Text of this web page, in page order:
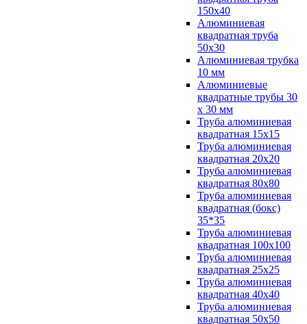
150х40
Алюминиевая
квадратная труба
50х30
Алюминиевая трубка
10 мм
Алюминиевые
квадратные трубы 30
х 30 мм
Труба алюминиевая
квадратная 15х15
Труба алюминиевая
квадратная 20х20
Труба алюминиевая
квадратная 80х80
Труба алюминиевая
квадратная (бокс)
35*35
Труба алюминиевая
квадратная 100х100
Труба алюминиевая
квадратная 25х25
Труба алюминиевая
квадратная 40х40
Труба алюминиевая
квадратная 50х50